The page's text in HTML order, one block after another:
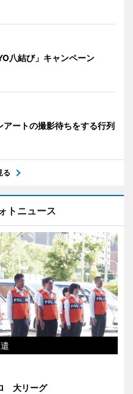
八結び」キャンペーン
ートの撮影待ちをする行列
る
トニュース
大リーグ